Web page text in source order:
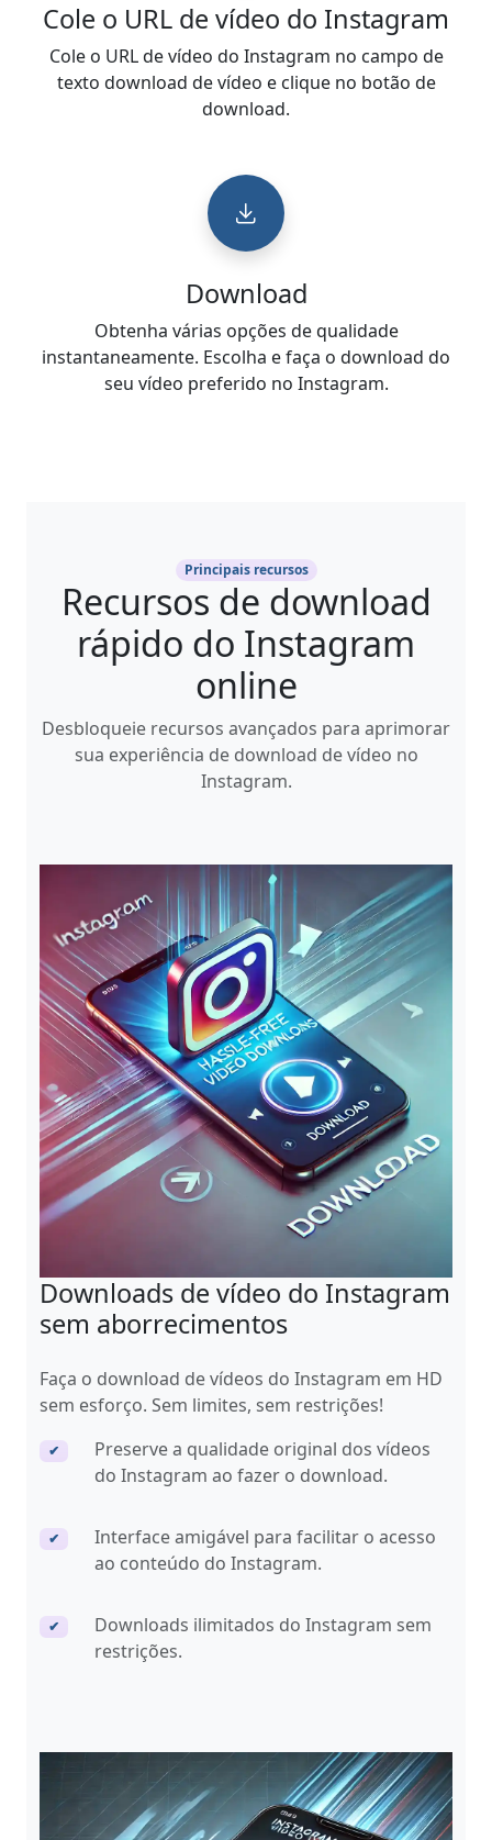
Cole o URL de vídeo do Instagram
Cole o URL de vídeo do Instagram no campo de
texto download de vídeo e clique no botão de
download.
Download
Obtenha várias opções de qualidade
instantaneamente. Escolha e faça o download do
seu vídeo preferido no Instagram.
Principais recursos
Recursos de download
rápido do Instagram
online
Desbloqueie recursos avançados para aprimorar
sua experiência de download de vídeo no
Instagram.
Downloads de vídeo do Instagram
sem aborrecimentos
Faça o download de vídeos do Instagram em HD
sem esforço. Sem limites, sem restrições!
✔
Preserve a qualidade original dos vídeos
do Instagram ao fazer o download.
✔
Interface amigável para facilitar o acesso
ao conteúdo do Instagram.
✔
Downloads ilimitados do Instagram sem
restrições.